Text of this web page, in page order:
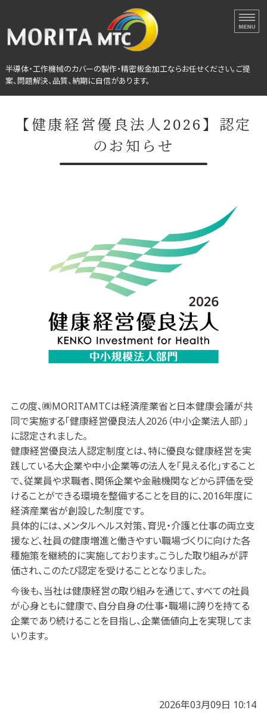
半導体・工作機械カバ
半導体・工作機械のカバーの製作・精密板金加工ならお任せください。ご提
案、問題解決、品質、納期に自信があります。
設備紹介
【健康経営優良法人2026】認定
のお知らせ
この度、㈱MORITAMTCは経済産業省と日本健康会議が共
同で実施する「健康経営優良法人2026（中小企業法人部）」
に認定されました。
健康経営優良法人認定制度とは、特に優良な健康経営を実
践している大企業や中小企業等の法人を「見える化」すること
で、従業員や求職者、関係企業や金融機関などから評価を受
けることができる環境を整備することを目的に、2016年度に
経済産業省が創設した制度です。
具体的には、メンタルヘルス対策、育児・介護と仕事の両立支
援など、社員の健康増進と働きやすい職場づくりに向けた各
種施策を継続的に実施しております。こうした取り組みが評
価され、このたび認定を受けることとなりました。
今後も、当社は健康経営の取り組みを通じて、すべての社員
が心身ともに健康で、自分自身の仕事・職場に誇りを持てる
企業であり続けることを目指し、企業価値向上を実現してま
いります。
2026年03月09日 10:14